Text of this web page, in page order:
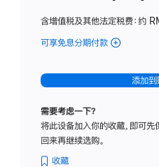
含增值税及其他法定税费：约
可享免息分期付款 (Studio
-
标
璃
添加到
需要考虑一下？
将此设备加入你的收藏，即可先
回来再继续选购。
收藏